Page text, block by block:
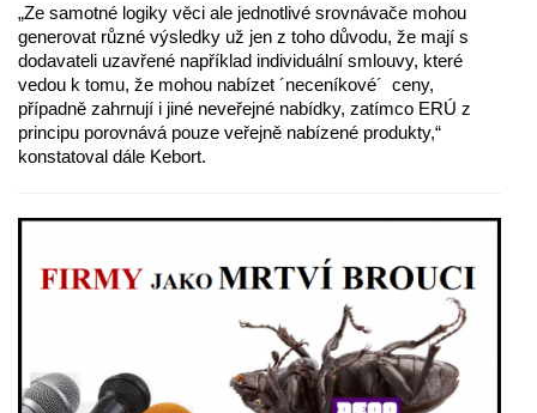
„Ze samotné logiky věci ale jednotlivé srovnávače mohou
generovat různé výsledky už jen z toho důvodu, že mají s
dodavateli uzavřené například individuální smlouvy, které
vedou k tomu, že mohou nabízet ´neceníkové´ ceny,
případně zahrnují i jiné neveřejné nabídky, zatímco ERÚ z
principu porovnává pouze veřejně nabízené produkty,“
konstatoval dále Kebort.